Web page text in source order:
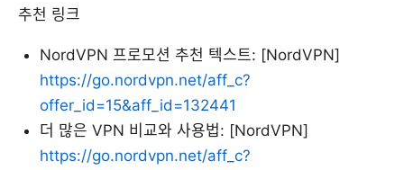
추천 링크
NordVPN 프로모션 추천 텍스트: [NordVPN]
https://go.nordvpn.net/aff_c?
offer_id=15&aff_id=132441
더 많은 VPN 비교와 사용법: [NordVPN]
https://go.nordvpn.net/aff_c?